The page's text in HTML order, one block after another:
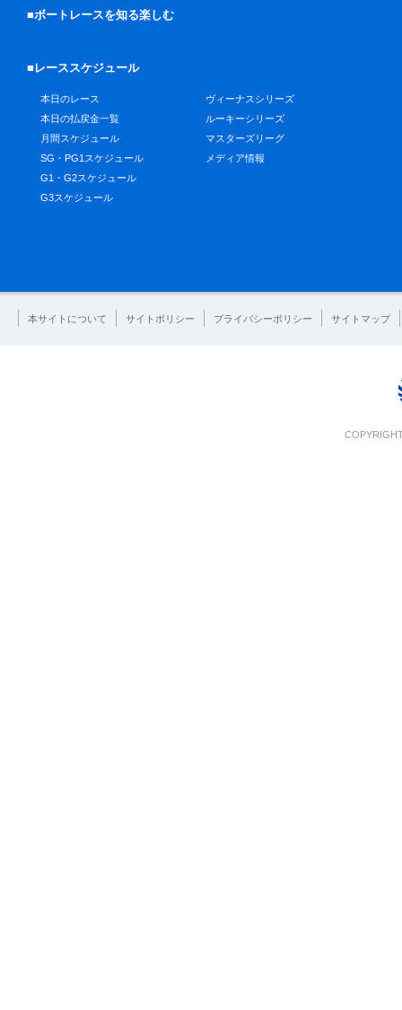
■ボートレースを知る楽しむ
■レーススケジュール
本日のレース
本日の払戻金一覧
月間スケジュール
SG・PG1スケジュール
G1・G2スケジュール
G3スケジュール
ヴィーナスシリーズ
ルーキーシリーズ
マスターズリーグ
メディア情報
本サイトについて サイトポリシー プライバシーポリシー サイトマップ